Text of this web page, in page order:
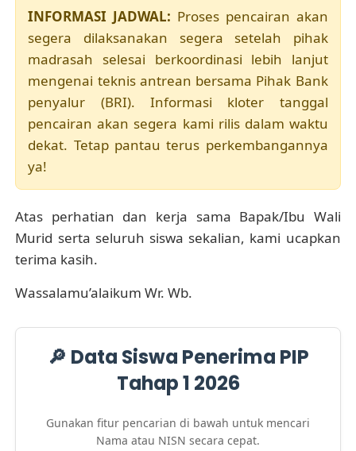
INFORMASI JADWAL: Proses pencairan akan
segera dilaksanakan segera setelah pihak
madrasah selesai berkoordinasi lebih lanjut
mengenai teknis antrean bersama Pihak Bank
penyalur (BRI). Informasi kloter tanggal
pencairan akan segera kami rilis dalam waktu
dekat. Tetap pantau terus perkembangannya
ya!
Atas perhatian dan kerja sama Bapak/Ibu Wali
Murid serta seluruh siswa sekalian, kami ucapkan
terima kasih.
Wassalamu’alaikum Wr. Wb.
🔎 Data Siswa Penerima PIP
Tahap 1 2026
Gunakan fitur pencarian di bawah untuk mencari
Nama atau NISN secara cepat.